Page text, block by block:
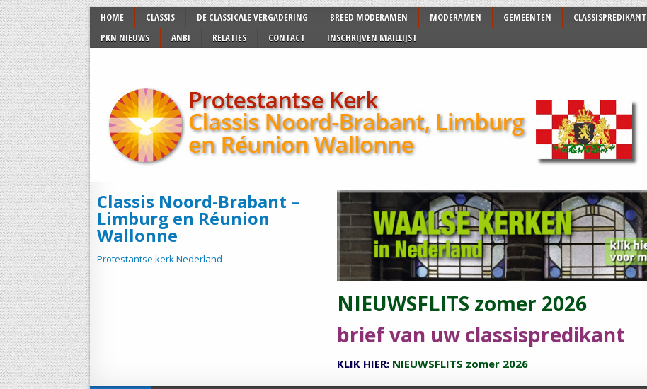
HOME CLASSIS DE CLASSICALE VERGADERING BREED MODERAMEN MODERAMEN GEMEENTEN CLASSISPREDIKANT
PKN NIEUWS
ANBI RELATIES CONTACT INSCHRIJVEN MAILLIJST
Classis Noord-Brabant –
Limburg en Réunion
Wallonne
Protestantse kerk Nederland
NIEUWSFLITS zomer 2026
brief van uw classispredikant
KLIK HIER: NIEUWSFLITS zomer 2026